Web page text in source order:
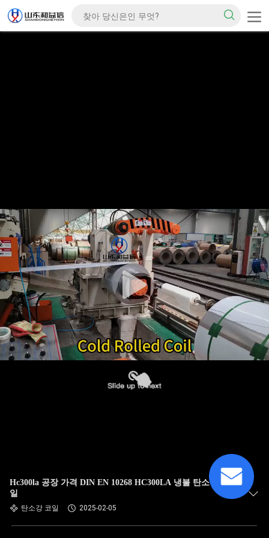
Hc300la 공장 가격 DIN EN 10268 HC300LA 냉불 탄소 철 코
일
탄소강 코일 2025-02-05